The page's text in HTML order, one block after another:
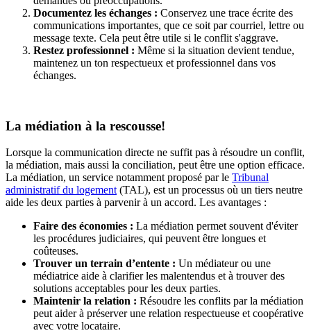
Documentez les échanges : Conservez une trace écrite des
communications importantes, que ce soit par courriel, lettre ou
message texte. Cela peut être utile si le conflit s'aggrave.
Restez professionnel : Même si la situation devient tendue,
maintenez un ton respectueux et professionnel dans vos
échanges.
La médiation à la rescousse!
Lorsque la communication directe ne suffit pas à résoudre un conflit,
la médiation, mais aussi la conciliation, peut être une option efficace.
La médiation, un service notamment proposé par le Tribunal
administratif du logement (TAL), est un processus où un tiers neutre
aide les deux parties à parvenir à un accord. Les avantages :
Faire des économies : La médiation permet souvent d'éviter
les procédures judiciaires, qui peuvent être longues et
coûteuses.
Trouver un terrain d’entente : Un médiateur ou une
médiatrice aide à clarifier les malentendus et à trouver des
solutions acceptables pour les deux parties.
Maintenir la relation : Résoudre les conflits par la médiation
peut aider à préserver une relation respectueuse et coopérative
avec votre locataire.